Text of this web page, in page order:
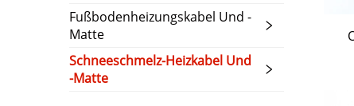
Fußbodenheizungskabel Und -
Matte
Schneeschmelz-Heizkabel Und
-matte